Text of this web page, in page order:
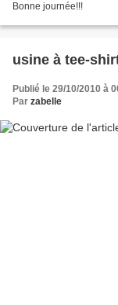
Bonne journée!!!
usine à tee-
Publié le 29/10/2010 à
Par zabelle